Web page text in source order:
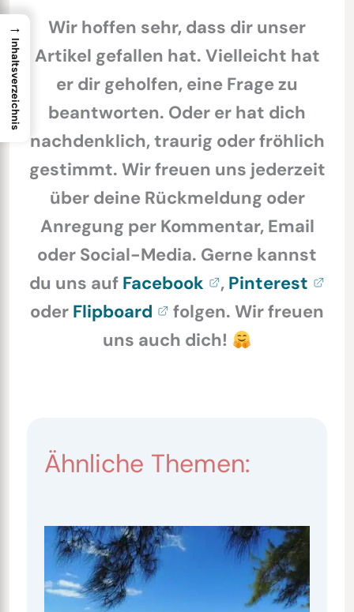
Wir hoffen sehr, dass dir unser
Artikel gefallen hat. Vielleicht hat
er dir geholfen, eine Frage zu
beantworten. Oder er hat dich
nachdenklich, traurig oder fröhlich
gestimmt. Wir freuen uns jederzeit
über deine Rückmeldung oder
Anregung per Kommentar, Email
oder Social-Media. Gerne kannst
du uns auf Facebook , Pinterest
oder Flipboard
folgen. Wir freuen
uns auch dich!
Ähnliche Themen:
→
Inhaltsverzeichnis